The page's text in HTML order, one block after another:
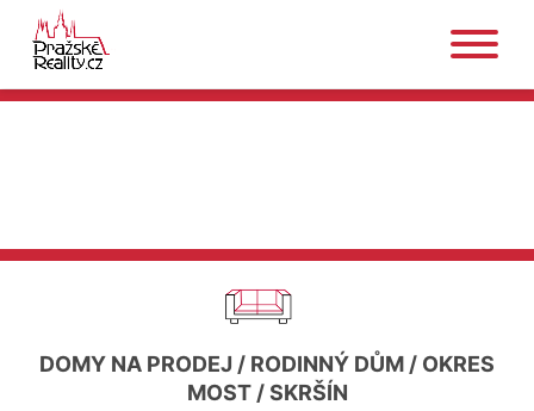
DOMY NA PRODEJ / RODINNÝ DŮM / OKRES
MOST/SKRŠÍN